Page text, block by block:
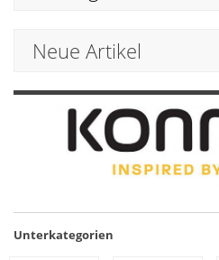
Neue Artikel
Unterkategorien